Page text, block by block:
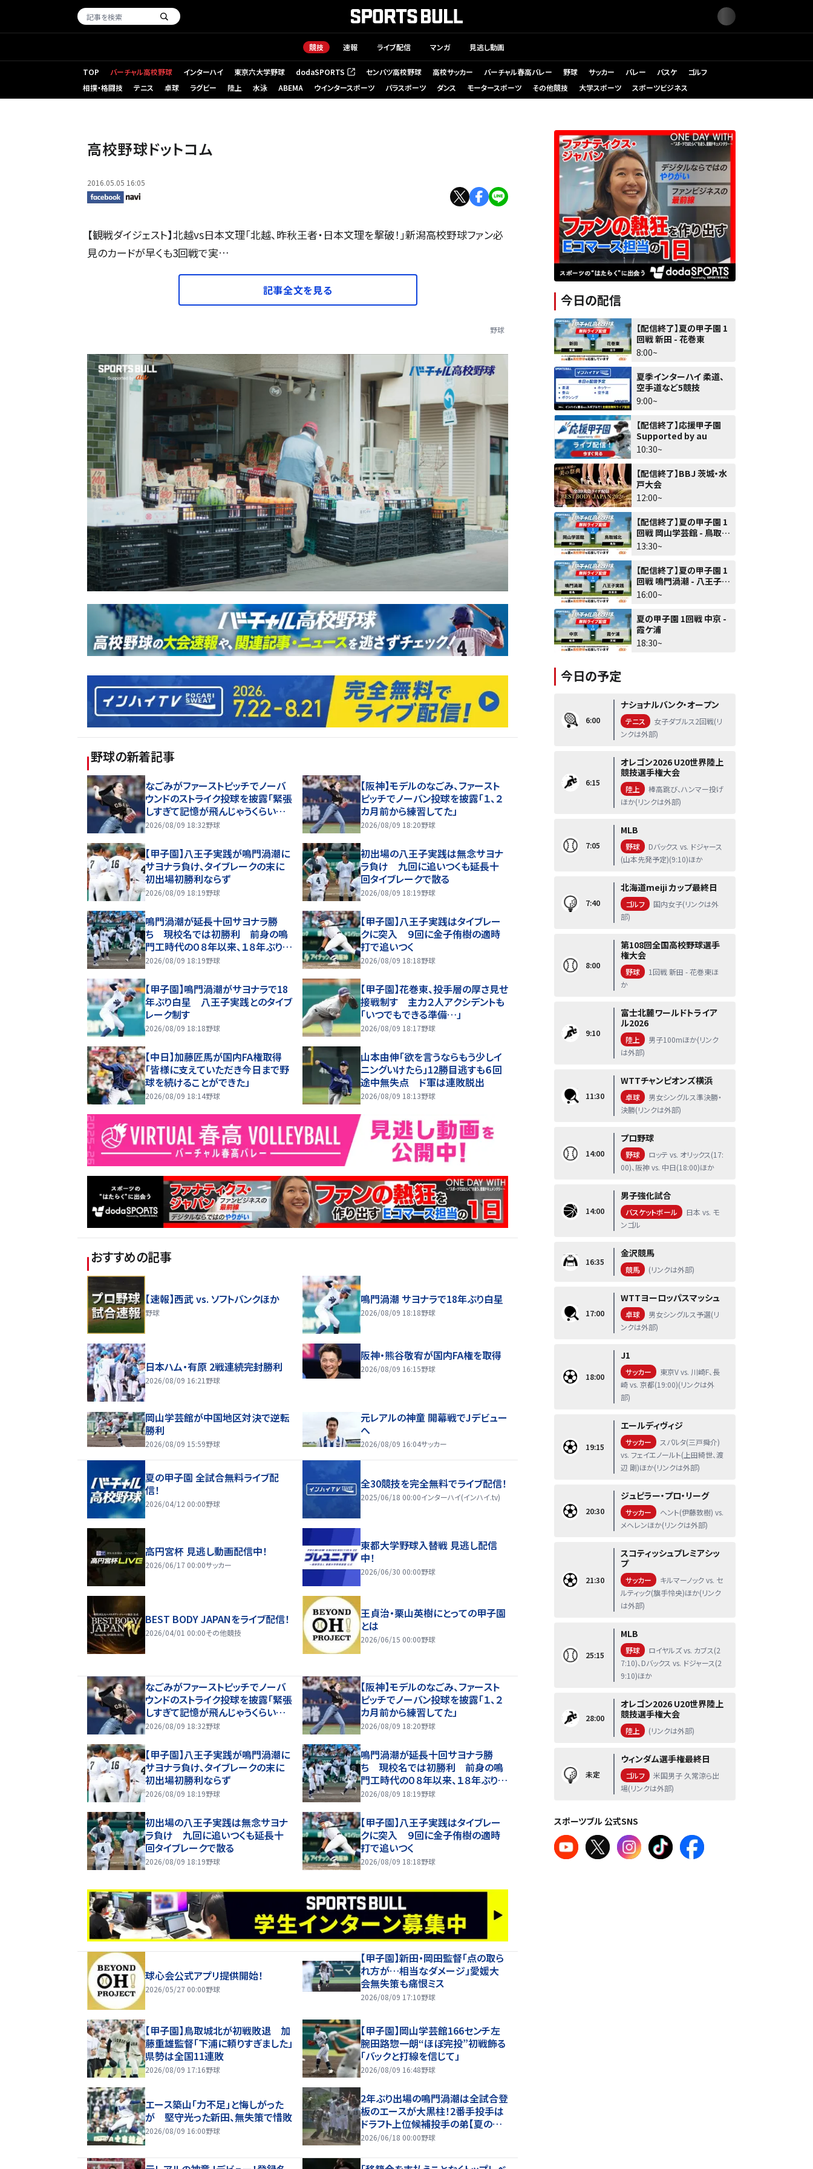
競技 速報 ライブ配信 マンガ 見逃し動画
TOP バーチャル高校野球 インターハイ 東京六大学野球 dodaSPORTS
（新しいタブで開く） センバツ高校野球 高校サッカー バーチャル春高バレー 野球 サッカー バレー バスケ
ゴルフ
相撲・格闘技
テニス 卓球 ラグビー 陸上 水泳 ABEMA ウインタースポーツ パラスポーツ ダンス モータースポーツ その他競技 大学スポーツ スポーツビジネス
高校野球ドットコム
2016.05.05 16:05
【観戦ダイジェスト】北越vs日本文理「北越、昨秋王者・日本文理を撃破！」新潟高校野球ファン必
見のカードが早くも3回戦で実…
記事全文を見る
野球
野球の新着記事
なごみがファーストピッチでノーバ
ウンドのストライク投球を披露「緊張
しすぎて記憶が飛んじゃうくらいだ
った」黒虎モチーフグッズのイメージ
2026/08/09 18:32野球
【阪神】モデルのなごみ、ファースト
ピッチでノーバン投球を披露「１、２
カ月前から練習してた」
2026/08/09 18:20野球
【甲子園】八王子実践が鳴門渦潮に
サヨナラ負け、タイブレークの末に
初出場初勝利ならず
2026/08/09 18:19野球
初出場の八王子実践は無念サヨナ
ラ負け 九回に追いつくも延長十
回タイブレークで散る
2026/08/09 18:19野球
鳴門渦潮が延長十回サヨナラ勝
ち 現校名では初勝利 前身の鳴
門工時代の０８年以来、１８年ぶり甲
子園白星
2026/08/09 18:19野球
【甲子園】八王子実践はタイブレー
クに突入 ９回に金子侑樹の適時
打で追いつく
2026/08/09 18:18野球
【甲子園】鳴門渦潮がサヨナラで18
年ぶり白星 八王子実践とのタイブ
レーク制す
2026/08/09 18:18野球
【甲子園】花巻東、投手層の厚さ見せ
接戦制す 主力２人アクシデントも
「いつでもできる準備…」
2026/08/09 18:17野球
【中日】加藤匠馬が国内FA権取得
「皆様に支えていただき今日まで野
球を続けることができた」
2026/08/09 18:14野球
山本由伸「欲を言うならもう少しイ
ニングいけたら」12勝目逃すも６回
途中無失点 ド軍は連敗脱出
2026/08/09 18:13野球
おすすめの記事
【速報】西武 vs. ソフトバンクほか
野球
鳴門渦潮 サヨナラで18年ぶり白星
2026/08/09 18:18野球
日本ハム・有原 2戦連続完封勝利
2026/08/09 16:21 野球
阪神・熊谷敬宥が国内FA権を取得
2026/08/09 16:15野球
岡山学芸館が中国地区対決で逆転
勝利
2026/08/09 15:59野球
元レアルの神童 開幕戦でJデビュー
へ
2026/08/09 16:04サッカー
夏の甲子園 全試合無料ライブ配
信！
2026/04/12 00:00野球
全30競技を完全無料でライブ配信！
2025/06/18 00:00インターハイ(インハイ.tv)
高円宮杯 見逃し動画配信中！
2026/06/17 00:00サッカー
東都大学野球入替戦 見逃し配信
中！
2026/06/30 00:00野球
BEST BODY JAPANをライブ配信！
2026/04/01 00:00その他競技
王貞治・栗山英樹にとっての甲子園
とは
2026/06/15 00:00野球
なごみがファーストピッチでノーバ
ウンドのストライク投球を披露「緊張
しすぎて記憶が飛んじゃうくらいだ
った」黒虎モチーフグッズのイメージ
2026/08/09 18:32野球
【阪神】モデルのなごみ、ファースト
ピッチでノーバン投球を披露「１、２
カ月前から練習してた」
2026/08/09 18:20野球
【甲子園】八王子実践が鳴門渦潮に
サヨナラ負け、タイブレークの末に
初出場初勝利ならず
2026/08/09 18:19野球
鳴門渦潮が延長十回サヨナラ勝
ち 現校名では初勝利 前身の鳴
門工時代の０８年以来、１８年ぶり甲
子園白星
2026/08/09 18:19野球
初出場の八王子実践は無念サヨナ
ラ負け 九回に追いつくも延長十
回タイブレークで散る
2026/08/09 18:19野球
【甲子園】八王子実践はタイブレー
クに突入 ９回に金子侑樹の適時
打で追いつく
2026/08/09 18:18野球
球心会公式アプリ提供開始！
2026/05/27 00:00野球
【甲子園】新田・岡田監督「点の取ら
れ方が…相当なダメージ」愛媛大
会無失策も痛恨ミス
2026/08/09 17:10野球
【甲子園】鳥取城北が初戦敗退 加
藤重雄監督「下浦に頼りすぎました」
県勢は全国11連敗
2026/08/09 17:16野球
【甲子園】岡山学芸館166センチ左
腕田路惣一朗“ほぼ完投”初戦飾る
「バックと打線を信じて」
2026/08/09 16:48野球
エース築山「力不足」と悔しがった
が 堅守光った新田、無失策で惜敗
2026/08/09 16:00野球
2年ぶり出場の鳴門渦潮は全試合登
板のエースが大黒柱！2番手投手は
ドラフト上位候補投手の弟【夏の甲
子園・ベンチ入り選手】
2026/06/18 00:00野球
今日の配信
【配信終了】夏の甲子園 1
回戦 新田 - 花巻東
8:00~
夏季インターハイ 柔道、
空手道など5競技
9:00~
【配信終了】応援甲子園
Supported by au
10:30~
【配信終了】BBJ 茨城・水
戸大会
12:00~
【配信終了】夏の甲子園 1
回戦 岡山学芸館 - 鳥取城
北
13:30~
【配信終了】夏の甲子園 1
回戦 鳴門渦潮 - 八王子実
践
16:00~
夏の甲子園 1回戦 中京 -
霞ケ浦
18:30~
今日の予定
6:00
ナショナルバンク・オープン
テニス
女子ダブルス2回戦(リ
ンクは外部)
6:15
オレゴン2026 U20世界陸上
競技選手権大会
陸上
棒高跳び、ハンマー投げ
ほか(リンクは外部)
7:05
MLB
野球
Dバックス vs. ドジャース
(山本先発予定)(9:10)ほか
7:40
北海道meiji カップ最終日
ゴルフ
国内女子(リンクは外
部)
8:00
第108回全国高校野球選手
権大会
野球
1回戦 新田 - 花巻東ほ
か
9:10
富士北麓ワールドトライア
ル2026
陸上
男子100mほか(リンク
は外部)
11:30
WTTチャンピオンズ横浜
卓球
男女シングルス準決勝・
決勝(リンクは外部)
14:00
プロ野球
野球
ロッテ vs. オリックス(17:
00)、阪神 vs. 中日(18:00)ほか
14:00
男子強化試合
バスケットボール
日本 vs. モ
ンゴル
16:35
金沢競馬
競馬 (リンクは外部)
17:00
WTTヨーロッパスマッシュ
卓球
男女シングルス予選(リ
ンクは外部)
18:00
J1
サッカー
東京V vs. 川崎F、長
崎 vs. 京都(19:00)(リンクは外
部)
19:15
エールディヴィジ
サッカー
スパルタ(三戸舜介)
vs. フェイエノールト(上田綺世、渡
辺 剛)ほか(リンクは外部)
20:30
ジュピラー・プロ・リーグ
サッカー
ヘント(伊藤敦樹) vs.
メヘレンほか(リンクは外部)
21:30
スコティッシュプレミアシッ
プ
サッカー
キルマーノック vs. セ
ルティック(旗手怜央)ほか(リンク
は外部)
25:15
MLB
野球
ロイヤルズ vs. カブス(2
7:10)、Dバックス vs. ドジャース(2
9:10)ほか
28:00
オレゴン2026 U20世界陸上
競技選手権大会
陸上 (リンクは外部)
未定
ウィンダム選手権最終日
ゴルフ
米国男子 久常涼ら出
場(リンクは外部)
スポーツブル 公式SNS